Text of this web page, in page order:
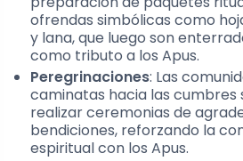
ofrendas simbólicas como
y lana, que luego son
como tributo a los Apus.
Peregrinaciones: Las
caminatas hacia las cumbres
realizar ceremonias de
bendiciones, reforzando la
espiritual con los Apus.